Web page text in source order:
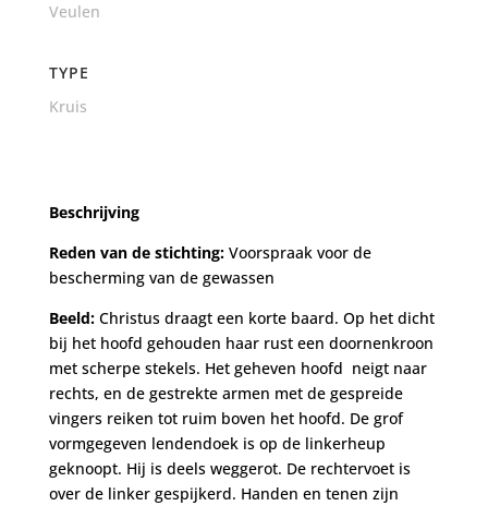
Veulen
TYPE
Kruis
Beschrijving
Reden van de stichting: Voorspraak voor de
bescherming van de gewassen
Beeld: Christus draagt een korte baard. Op het dicht
bij het hoofd gehouden haar rust een doornenkroon
met scherpe stekels. Het geheven hoofd neigt naar
rechts, en de gestrekte armen met de gespreide
vingers reiken tot ruim boven het hoofd. De grof
vormgegeven lendendoek is op de linkerheup
geknoopt. Hij is deels weggerot. De rechtervoet is
over de linker gespijkerd. Handen en tenen zijn